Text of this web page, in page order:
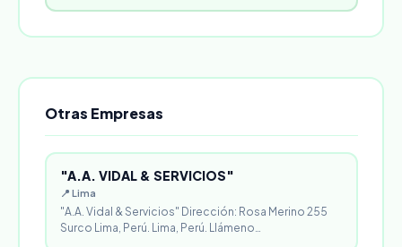
Otras Empresas
"A.A. VIDAL & SERVICIOS"
📍 Lima
"A.A. Vidal & Servicios" Dirección: Rosa Merino 255
Surco Lima, Perú. Lima, Perú. Llámeno…